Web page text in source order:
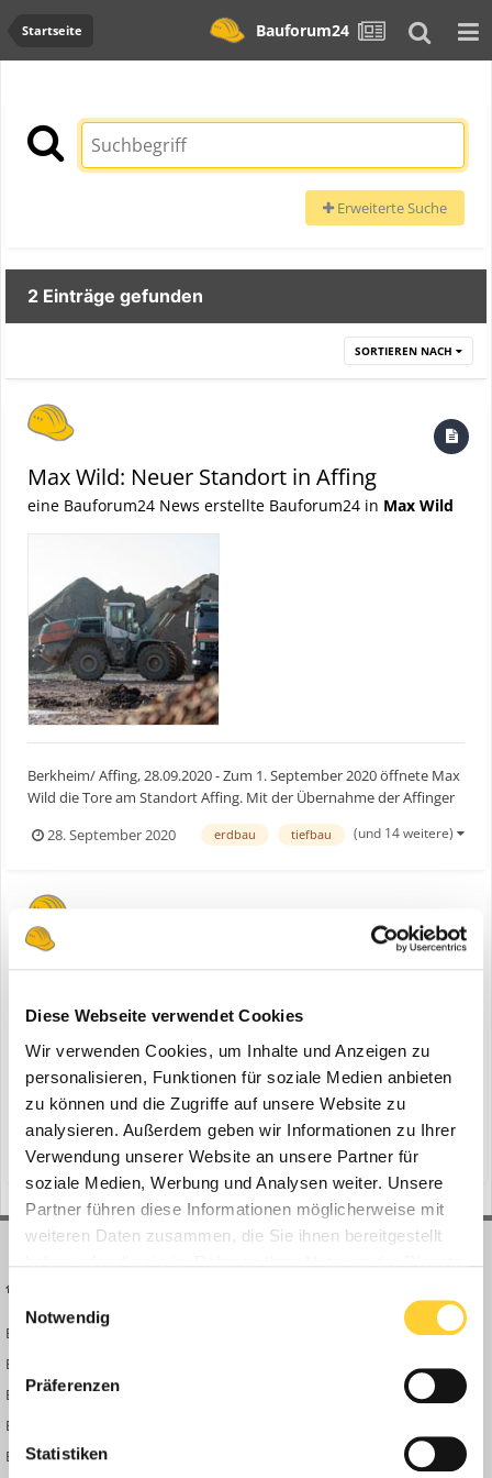
Diese Webseite verwendet Cookies
Wir verwenden Cookies, um Inhalte und Anzeigen zu
personalisieren, Funktionen für soziale Medien anbieten
zu können und die Zugriffe auf unsere Website zu
analysieren. Außerdem geben wir Informationen zu Ihrer
Verwendung unserer Website an unsere Partner für
soziale Medien, Werbung und Analysen weiter. Unsere
Partner führen diese Informationen möglicherweise mit
weiteren Daten zusammen, die Sie ihnen bereitgestellt
Einwilligungsauswahl
Notwendig
Präferenzen
Statistiken
Startseite Bauforum24
Erweiterte Suche
2 Einträge gefunden
SORTIEREN NACH
Max Wild: Neuer Standort in Affing
eine Bauforum24 News erstellte Bauforum24 in Max Wild
Berkheim/ Affing, 28.09.2020 - Zum 1. September 2020 öffnete Max
Wild die Tore am Standort Affing. Mit der Übernahme der Affinger
Baustoffrecycling GmbH, einem ehemaligen Tochterunternehmen
der Widmann Bau GmbH, etabliert sich Max Wild mit einer neuen
28. September 2020 erdbau tiefbau (und 14 weitere)
Max Wild: Neuer Standort in Affing
Baumaschinen Industrie
Berkheim/ Affing, 28.09.2020 - Zum 1. September 2020 öffnete Max
Wild die Tore am Standort Affing. Mit der Übernahme der Affinger
Baustoffrecycling GmbH, einem ehemaligen Tochterunternehmen
der Widmann Bau GmbH, etabliert sich Max Wild mit einer neuen
Niederlassung in Affing-Pfaffenzell bei Augsburg...
(und 14 weitere)
Bauforum24 News
Bauforum24 TV
BF24 Mediathek
BF24 Fotostrecken
Bauforum Shop